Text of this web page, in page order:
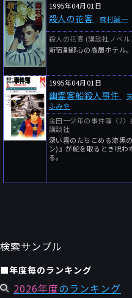
1995年04月01日
殺人の花客 森村誠一
殺人の花客 (講談社ノベ
新宿副都心の高層ホテル。
1995年04月01日
幽霊客船殺人事件
ふみや
金田一少年の事件簿〈2
講談社
深い霧のたちこめる漆黒
ン)』が舵を取るとき呪わ
る。
検索サンプル
■年度毎のランキング
2026年度のランキング